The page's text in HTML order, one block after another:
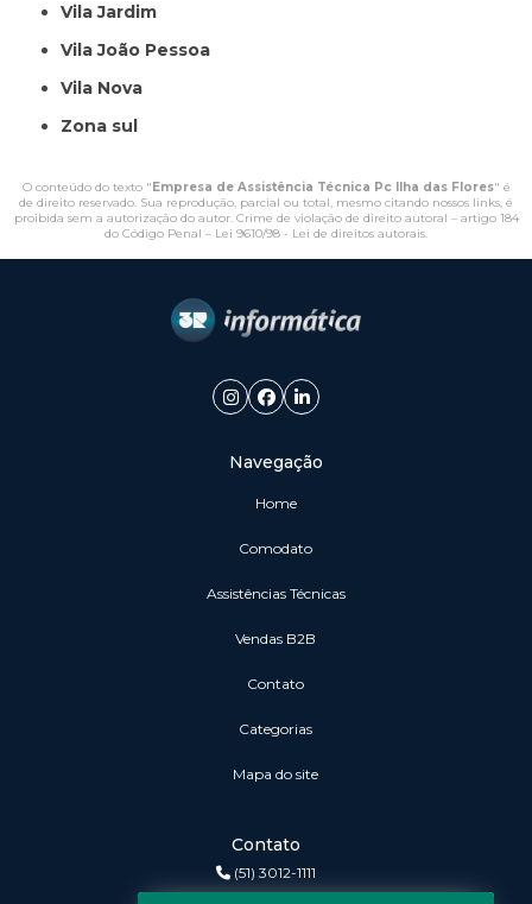
Vila Jardim
Vila João Pessoa
Vila Nova
Zona sul
O conteúdo do texto " Empresa de Assistência Técnica Pc Ilha das Flores" é
de direito reservado. Sua reprodução, parcial ou total, mesmo citando nossos links, é
proibida sem a autorização do autor. Crime de violação de direito autoral – artigo 184
do Código Penal – Lei 9610/98 - Lei de direitos autorais.
Navegação
Home
Comodato
Assistências Técnicas
vendas B2B
Contato
Categorias
Mapa do site
Contato
(51) 3012-1111